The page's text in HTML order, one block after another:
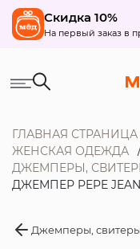
Скидка 10%
На первый заказ в
ГЛАВНАЯ СТРАНИЦА
ЖЕНСКАЯ ОДЕЖДА
ДЖЕМПЕРЫ,
ДЖЕМПЕР PEPE
Джемперы,